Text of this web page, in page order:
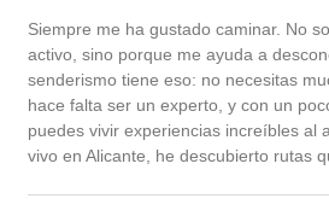
Siempre me ha gustado caminar. No
activo, sino porque me ayuda a
senderismo tiene eso: no necesitas
hace falta ser un experto, y con un
puedes vivir experiencias increíbles al
vivo en Alicante, he descubierto rutas